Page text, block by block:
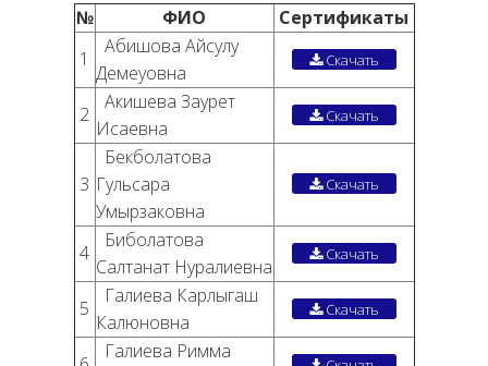
№ ФИО
Сертификаты
1
Абишова Айсулу
Демеуовна
Скачать
2
Акишева Заурет
Исаевна
Скачать
3
Бекболатова
Гульсара
Умырзаковна
Скачать
4
Биболатова
Салтанат Нуралиевна
Скачать
5
Галиева Карлыгаш
Калюновна
Скачать
Галиева Римма